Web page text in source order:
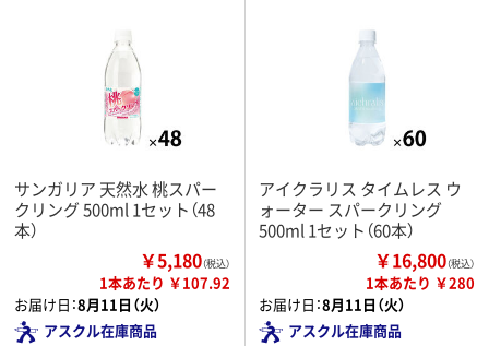
サンガリア 天然水 桃スパー
クリング 500ml 1セット（48
本）
￥5,180（税込）
1本あたり ￥107.92
お届け日：8月11日（火）
アスクル在庫商品
アイクラリス タイムレス ウ
ォーター スパークリング
500ml 1セット（60本）
￥16,800（税込）
1本あたり ￥280
お届け日：8月11日（火）
アスクル在庫商品